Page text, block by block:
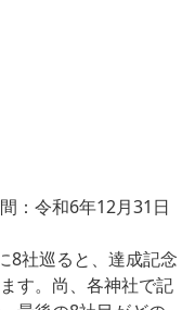
：令和6年12月31日
8社巡ると、達成記念
す。尚、各神社で記